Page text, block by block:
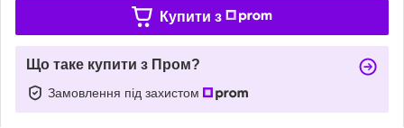
Купити з
Що таке купити з Пром?
Замовлення під захистом